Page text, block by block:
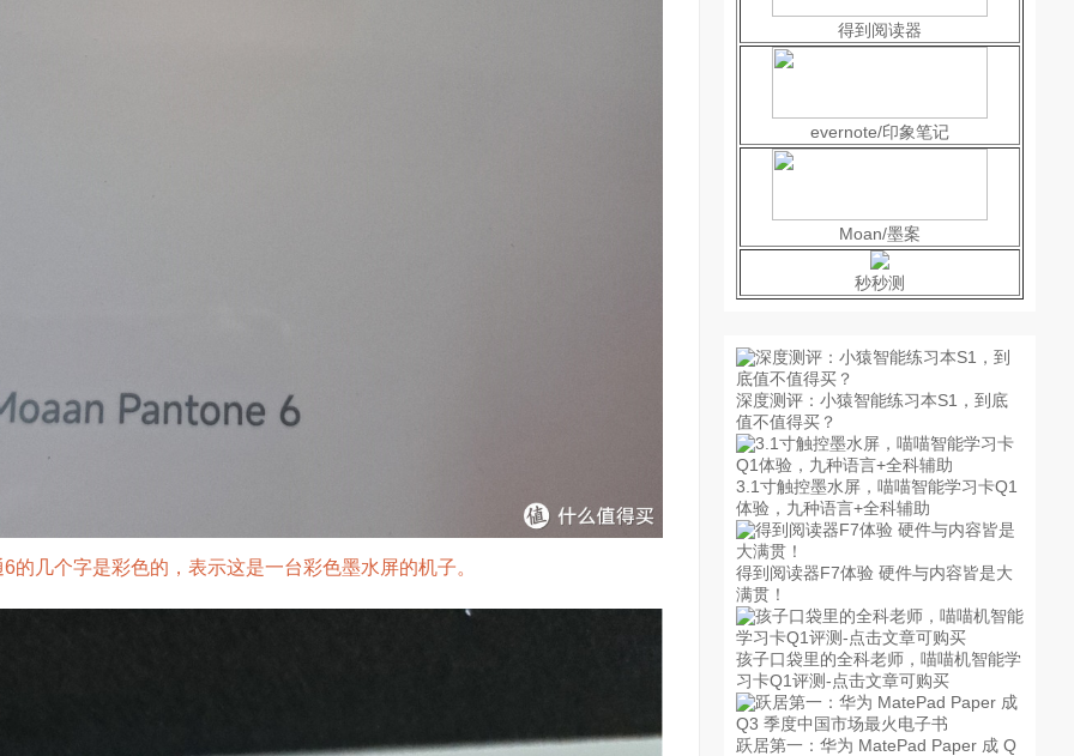
的几个字是彩色的，表示这是一台彩色墨水屏的机子。
得到阅读器
evernote/印象笔记
Moan/墨案
秒秒测
深度测评：小猿智能练习本S1，到底
值不值得买？
3.1寸触控墨水屏，喵喵智能学习卡Q1
体验，九种语言+全科辅助
得到阅读器F7体验 硬件与内容皆是大
满贯！
孩子口袋里的全科老师，喵喵机智能学
习卡Q1评测-点击文章可购买
跃居第一：华为 MatePad Paper 成 Q